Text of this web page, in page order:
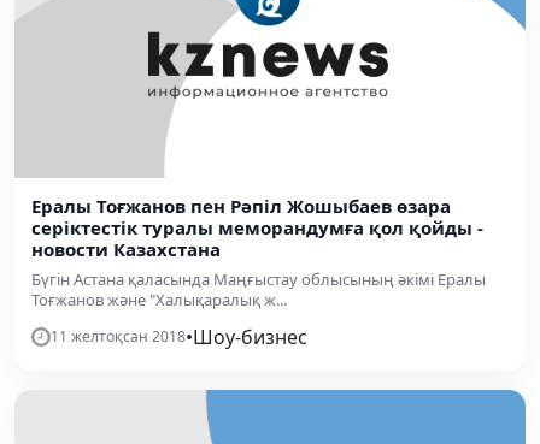
Ералы Тоғжанов пен Рәпіл Жошыбаев өзара
серіктестік туралы меморандумға қол қойды -
новости Казахстана
Бүгін Астана қаласында Маңғыстау облысының әкімі Ералы
Тоғжанов және "Халықаралық ж...
11 желтоқсан 2018•Шоу-бизнес